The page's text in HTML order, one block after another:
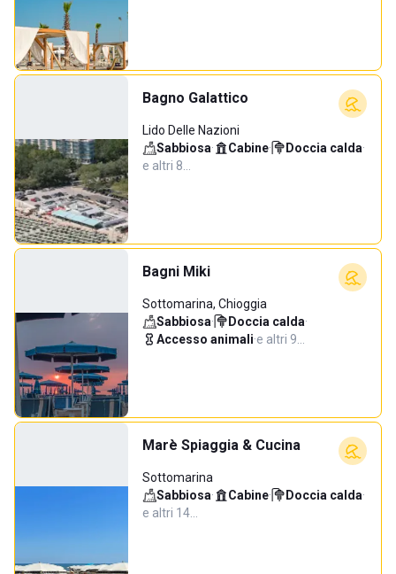
Bagno Galattico
Lido Delle Nazioni
Sabbiosa· Cabine· Doccia calda·
e altri 8…
Bagni Miki
Sottomarina, Chioggia
Sabbiosa· Doccia calda·
Accesso animali·e altri 9…
Marè Spiaggia & Cucina
Sottomarina
Sabbiosa· Cabine· Doccia calda·
e altri 14…